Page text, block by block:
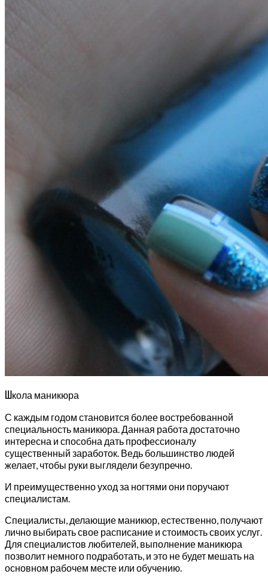
Школа маникюра
С каждым годом становится более востребованной
специальность маникюра. Данная работа достаточно
интересна и способна дать профессионалу
существенный заработок. Ведь большинство людей
желает, чтобы руки выглядели безупречно.
И преимущественно уход за ногтями они поручают
специалистам.
Специалисты, делающие маникюр, естественно, получают
лично выбирать свое расписание и стоимость своих услуг.
Для специалистов любителей, выполнение маникюра
позволит немного подработать, и это не будет мешать на
основном рабочем месте или обучению.